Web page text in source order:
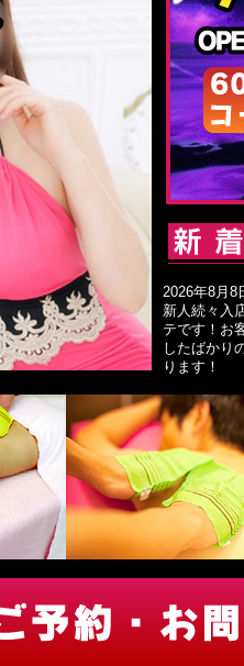
2026年8月8
新人続々入
テです！お
したばかり
ります！